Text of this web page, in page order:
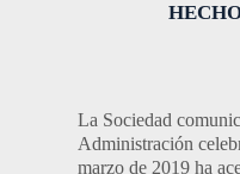
La Sociedad comunica que el Consejo de
Administración
marzo de 2019 ha